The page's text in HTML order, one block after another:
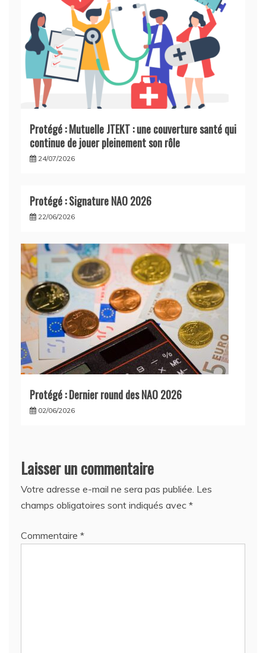
Protégé : Mutuelle JTEKT : une couverture santé qui
continue de jouer pleinement son rôle
24/07/2026
Protégé : Signature NAO 2026
22/06/2026
Protégé : Dernier round des NAO 2026
02/06/2026
Laisser un commentaire
Votre adresse e-mail ne sera pas publiée. Les
champs obligatoires sont indiqués avec *
Commentaire *